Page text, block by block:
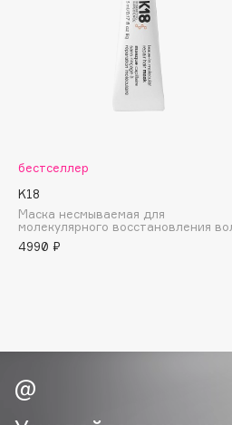
Bobbi Brown
BOOMSHOP
BORK
Brunello Cucinelli
Byredo
бестселлер
K18
Маска несмываемая для
молекулярного восстановления
4990 ₽